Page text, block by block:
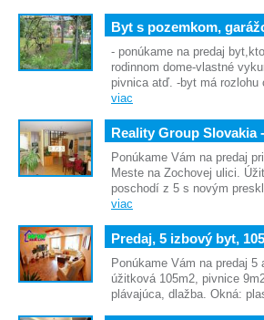
Byt s pozemkom,
- ponúkame na predaj
rodinnom dome-vlastné
pivnica atď. -byt má
viac
Reality Group
Ponúkame Vám na predaj
Meste na Zochovej ulici.
poschodí z 5 s novým
viac
Predaj, 5 izbový byt,
Ponúkame Vám na predaj
úžitková 105m2, pivnice
plávajúca, dlažba. Okná: